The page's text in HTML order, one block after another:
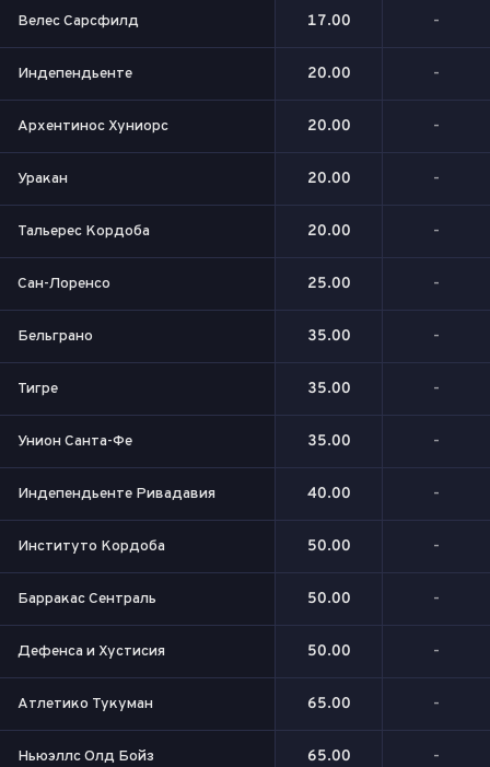
Велес Сарсфилд 17.00 -
Индепендьенте 20.00 -
Архентинос Хуниорс 20.00 -
Уракан 20.00 -
Тальерес Кордоба 20.00 -
Сан-Лоренсо 25.00 -
Бельграно 35.00 -
Тигре 35.00 -
Унион Санта-Фе 35.00 -
Индепендьенте Ривадавия 40.00 -
Институто Кордоба 50.00 -
Барракас Сентраль 50.00 -
Дефенса и Хустисия 50.00 -
Атлетико Тукуман 65.00 -
Ньюэллс Олд Бойз 65.00 -